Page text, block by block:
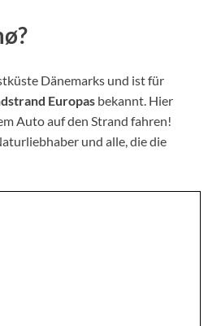
Dänemarks und ist für
Europas bekannt. Hier
Auto auf den Strand fahren!
und alle, die die